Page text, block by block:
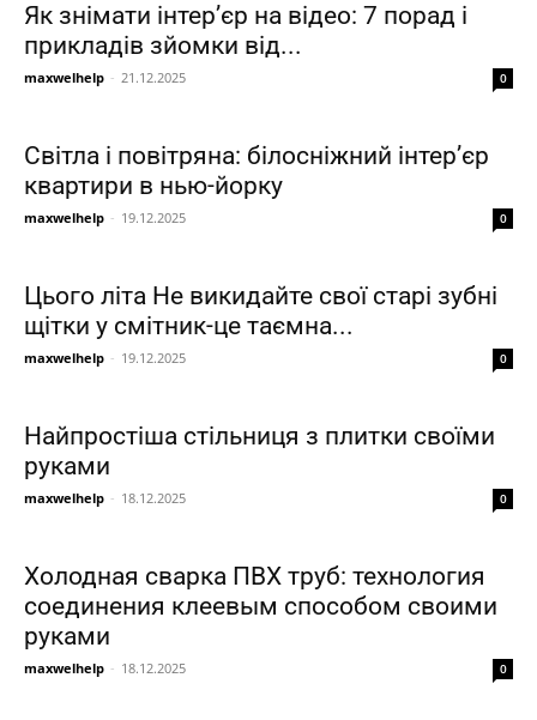
поради
Як знімати інтер’єр на відео: 7 порад і
прикладів зйомки від...
maxwelhelp - 21.12.2025 0
Світла і повітряна: білосніжний інтер’єр
квартири в нью-йорку
maxwelhelp - 19.12.2025 0
Цього літа Не викидайте свої старі зубні
щітки у смітник-це таємна...
maxwelhelp - 19.12.2025 0
Найпростіша стільниця з плитки своїми
руками
maxwelhelp - 18.12.2025 0
Холодная сварка ПВХ труб: технология
соединения клеевым способом своими
руками
maxwelhelp - 18.12.2025 0